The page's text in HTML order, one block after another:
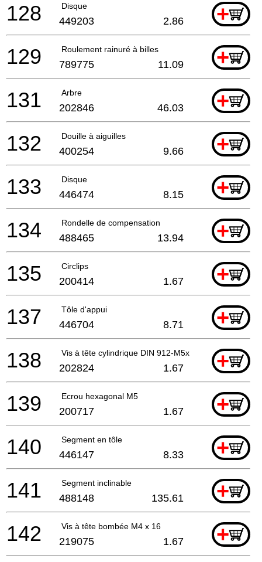
Disque +
128 449203 2.86
Roulement rainuré à billes +
129 789775 11.09
Arbre +
131 202846 46.03
Douille à aiguilles +
132 400254 9.66
Disque +
133 446474 8.15
Rondelle de compensation +
134 488465 13.94
Circlips +
135 200414 1.67
Tôle d'appui +
137 446704 8.71
Vis à tête cylindrique DIN 912-M5x18-8.8 +
138 202824 1.67
Ecrou hexagonal M5 +
139 200717 1.67
Segment en tôle +
140 446147 8.33
Segment inclinable +
141 488148 135.61
Vis à tête bombée M4 x 16 +
142 219075 1.67